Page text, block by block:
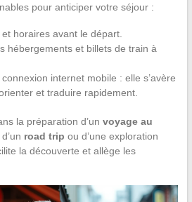
pour anticiper votre séjour :
horaires avant le départ.
hébergements et billets de train à
internet mobile : elle s’avère
et traduire rapidement.
la préparation d’un voyage au
road trip ou d’une exploration
la découverte et allège les